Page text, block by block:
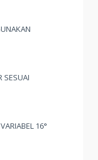
SESUAI
16°